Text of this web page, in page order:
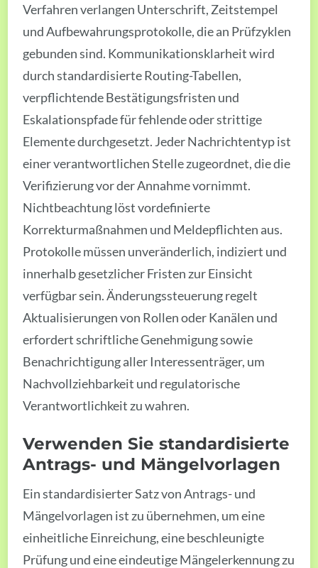
Verfahren verlangen Unterschrift, Zeitstempel
und Aufbewahrungsprotokolle, die an Prüfzyklen
gebunden sind. Kommunikationsklarheit wird
durch standardisierte Routing-Tabellen,
verpflichtende Bestätigungsfristen und
Eskalationspfade für fehlende oder strittige
Elemente durchgesetzt. Jeder Nachrichtentyp ist
einer verantwortlichen Stelle zugeordnet, die die
Verifizierung vor der Annahme vornimmt.
Nichtbeachtung löst vordefinierte
Korrekturmaßnahmen und Meldepflichten aus.
Protokolle müssen unveränderlich, indiziert und
innerhalb gesetzlicher Fristen zur Einsicht
verfügbar sein. Änderungssteuerung regelt
Aktualisierungen von Rollen oder Kanälen und
erfordert schriftliche Genehmigung sowie
Benachrichtigung aller Interessenträger, um
Nachvollziehbarkeit und regulatorische
Verantwortlichkeit zu wahren.
Verwenden Sie standardisierte
Antrags- und Mängelvorlagen
Ein standardisierter Satz von Antrags- und
Mängelvorlagen ist zu übernehmen, um eine
einheitliche Einreichung, eine beschleunigte
Prüfung und eine eindeutige Mängelerkennung zu